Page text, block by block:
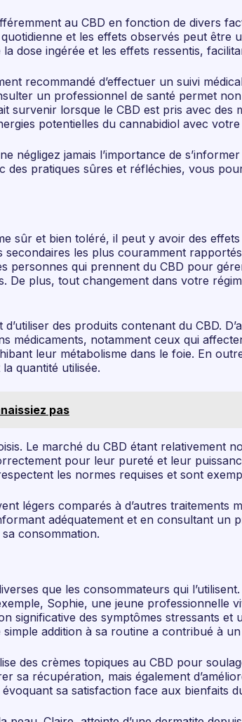
au CBD en fonction de divers
et les effets observés peut être
ingérée et les effets ressentis,
recommandé d’effectuer un suivi
un professionnel de santé permet
survenir lorsque le CBD est pris avec
potentielles du cannabidiol avec
négligez jamais l’importance de
des pratiques sûres et réfléchies, vous
sûr et bien toléré, il peut y avoir des
secondaires les plus couramment
personnes qui prennent du CBD pour
plus, tout changement dans votre
des produits contenant du CBD.
médicaments, notamment ceux qui
leur métabolisme dans le foie. En
quantité utilisée.
pas
Le marché du CBD étant relativement
pour leur pureté et leur
les normes requises et sont
légers comparés à d’autres traitements
adéquatement et en consultant
consommation.
que les consommateurs qui
Sophie, une jeune professionnelle
des symptômes stressants et
addition à sa routine a contribué à
des crèmes topiques au CBD pour
sa récupération, mais également
sa satisfaction face aux bienfaits